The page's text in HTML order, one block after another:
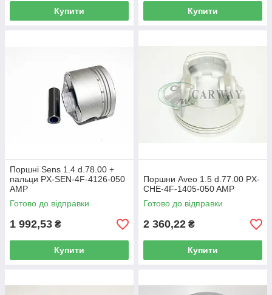
Купити Купити
Поршні Sens 1.4 d.78.00 +
пальци PX-SEN-4F-4126-050
AMP
Готово до відправки
1 992,53 ₴
Купити
Поршни Aveo 1.5 d.77.00 PX-
CHE-4F-1405-050 AMP
Готово до відправки
2 360,22 ₴
Купити